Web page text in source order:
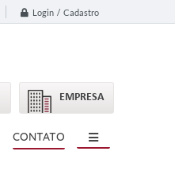
Login / Cadastro
EMPRESA
CONTATO